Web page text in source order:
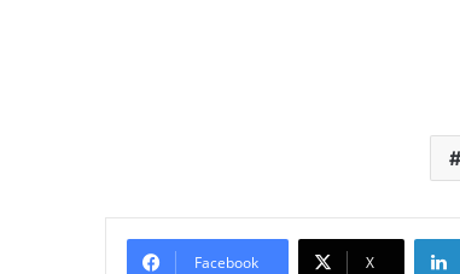
Facebook X